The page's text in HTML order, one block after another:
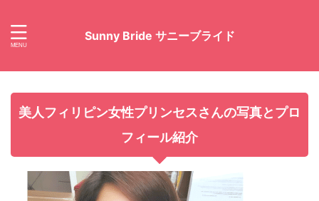
Sunny Bride サニーブライド
美人フィリピン女性プリンセスさんの写真とプロ
フィール紹介